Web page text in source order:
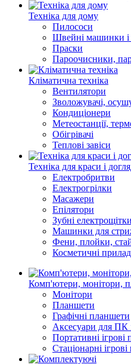
Техніка для дому
Пилососи
Швейні машинки і
Праски
Пароочисники,
Кліматична техніка
Вентилятори
Зволожувачі,
Кондиціонери
Метеостанції,
Обігрівачі
Теплові завіси
Техніка для краси і
Електробритви
Електрогрілки
Масажери
Епілятори
Зубні електрощітки
Машинки для
Фени, плойки,
Косметичні
Комп'ютери, монітори,
Монітори
Планшети
Графічні планшети
Аксесуари для ПК
Портативні ігрові
Стаціонарні